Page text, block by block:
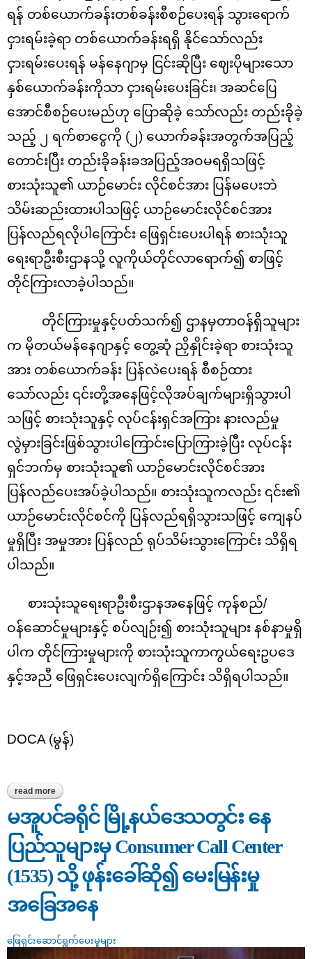
ရန် တစ်ယောက်ခန်းတစ်ခန်းစီစဉ်ပေးရန် သွားရောက်
ငှားရမ်းခဲ့ရာ တစ်ယောက်ခန်းရရှိ နိုင်သော်လည်း
ငှားရမ်းပေးရန် မန်နေဂျာမှ ငြင်းဆိုပြီး ဈေးပိုများသော
နှစ်ယောက်ခန်းကိုသာ ငှားရမ်းပေးခြင်း၊ အဆင်ပြေ
အောင်စီစဉ်ပေးမည်ဟု ပြောဆိုခဲ့ သော်လည်း တည်းခိုခဲ့
သည့် ၂ ရက်စာငွေကို (၂) ‌ယောက်ခန်းအတွက်အပြည့်
တောင်းပြီး တည်းခိုခန်းခအပြည့်အဝမရရှိသဖြင့်
စားသုံးသူ၏ ယာဉ်မောင်း လိုင်စင်အား ပြန်မပေးဘဲ
သိမ်းဆည်းထားပါသဖြင့် ယာဉ်မောင်းလိုင်စင်အား
ပြန်လည်ရလိုပါကြောင်း ဖြေရှင်းပေးပါရန် စားသုံးသူ
ရေးရာဦးစီးဌာနသို့ လူကိုယ်တိုင်လာရောက်၍ စာဖြင့်
တိုင်ကြားလာခဲ့ပါသည်။
တိုင်ကြားမှုနှင့်ပတ်သက်၍ ဌာနမှတာဝန်ရှိသူများ
က မိုတယ်မန်နေဂျာနှင့် တွေ့ဆုံ ညှိနှိုင်းခဲ့ရာ စားသုံးသူ
အား တစ်ယောက်ခန်း ပြန်လဲပေးရန် စီစဉ်ထား
သော်လည်း ၎င်းတို့အနေဖြင့်လိုအပ်ချက်များရှိသွားပါ
သဖြင့် စားသုံးသူနှင့် လုပ်ငန်းရှင်အကြား နားလည်မှု
လွဲမှားခြင်းဖြစ်သွားပါကြောင်းပြောကြားခဲ့ပြီး လုပ်ငန်း
ရှင်ဘက်မှ စားသုံးသူ၏ ယာဉ်မောင်းလိုင်စင်အား
ပြန်လည်ပေးအပ်ခဲ့ပါသည်။ စားသုံးသူကလည်း ၎င်း၏
ယာဉ်မောင်းလိုင်စင်ကို ပြန်လည်ရရှိသွားသဖြင့် ကျေနပ်
မှုရှိပြီး အမှုအား ပြန်လည် ရုပ်သိမ်းသွားကြောင်း သိရှိရ
ပါသည်။
စားသုံးသူရေးရာဦးစီးဌာနအနေဖြင့် ကုန်စည်/
ဝန်ဆောင်မှုများနှင့် စပ်လျဉ်း၍ စားသုံးသူများ နစ်နာမှုရှိ
ပါက တိုင်ကြားမှုများကို စားသုံးသူကာကွယ်ရေးဥပဒေ
နှင့်အညီ ဖြေရှင်းပေးလျက်ရှိကြောင်း သိရှိရပါသည်။
DOCA (မွန်)
read more about မော်လမြိုင်မြို့ရှိ မိုတယ်ဝန်ဆောင်မှုနှင့် ပတ်သက်၍ စားသုံးသူ
တိုင်ကြားမှုအား ညှိနှိုင်းဖြေရှင်း
မအူပင်ခရိုင် မြို့နယ်ဒေသတွင်း နေ
ပြည်သူများမှ Consumer Call Center
(1535) သို့ ဖုန်းခေါ်ဆို၍ မေးမြန်းမှု
အခြေအနေ
ဖြေရှင်းဆောင်ရွက်ပေးမှုများ